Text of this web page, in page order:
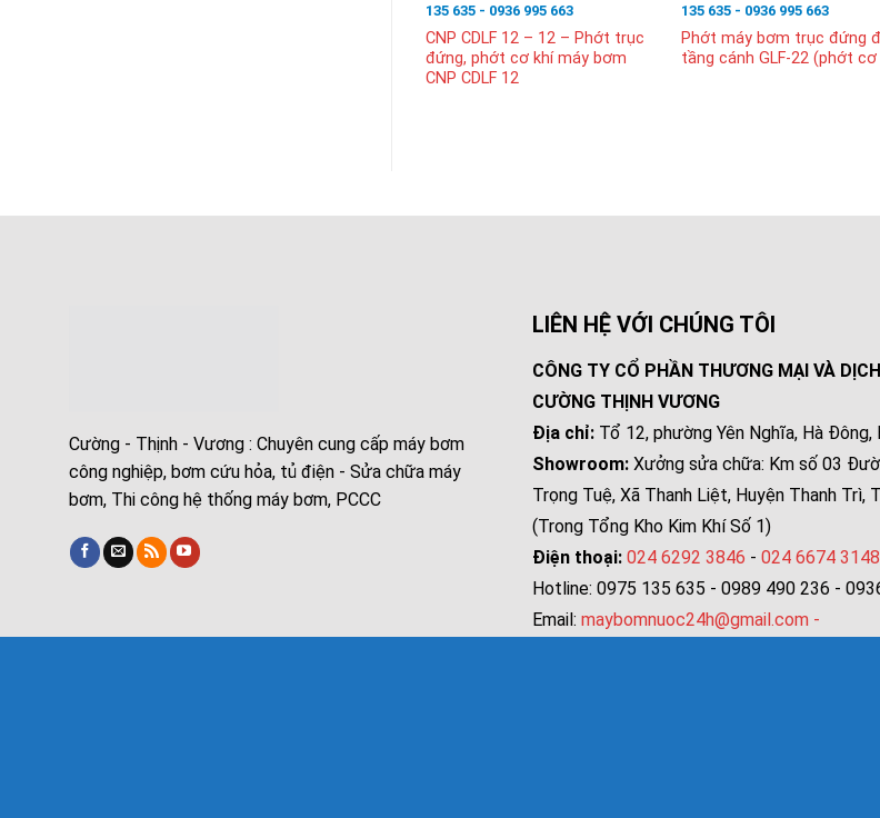
135 635 - 0936 995 663
CNP CDLF 12 – 12 – Phớt trục
đứng, phớt cơ khí máy bơm
CNP CDLF 12
135 635 - 0936 995 663
Phớt máy bơm trục đứng
tầng cánh GLF-22 (phớt cơ
Cường - Thịnh - Vương : Chuyên cung cấp máy bơm
công nghiệp, bơm cứu hỏa, tủ điện - Sửa chữa máy
bơm, Thi công hệ thống máy bơm, PCCC
LIÊN HỆ VỚI CHÚNG TÔI
CÔNG TY CỔ PHẦN THƯƠNG MẠI VÀ
CƯỜNG THỊNH VƯƠNG
Địa chỉ:Tổ 12, phường Yên Nghĩa, Hà Đông,
Showroom:Xưởng sửa chữa: Km số 03
Trọng Tuệ, Xã Thanh Liệt, Huyện Thanh Trì,
(Trong Tổng Kho Kim Khí Số 1)
Điện thoại: 024 6292 3846 - 024 6674 3148
Hotline: 0975 135 635 - 0989 490 236 -
Email: maybomnuoc24h@gmail.com -